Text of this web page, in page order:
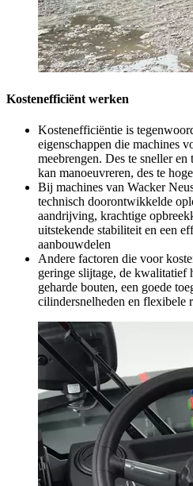
Kostenefficiënt werken
Kostenefficiëntie is
eigenschappen die machines
meebrengen. Des te sneller
kan manoeuvreren, des te
Bij machines van Wacker
technisch doorontwikkelde
aandrijving, krachtige
uitstekende stabiliteit en een
aanbouwdelen
Andere factoren die voor
geringe slijtage, de kwalitatief
geharde bouten, een goede
cilindersnelheden en flexibele